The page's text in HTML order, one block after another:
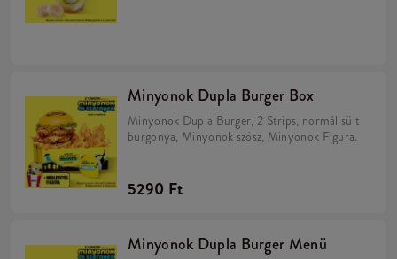
Minyonok Dupla Burger Box
Minyonok Dupla Burger, 2 Strips, normál sült
burgonya, Minyonok szósz, Minyonok Figura.
5290 Ft
Minyonok Dupla Burger Menü